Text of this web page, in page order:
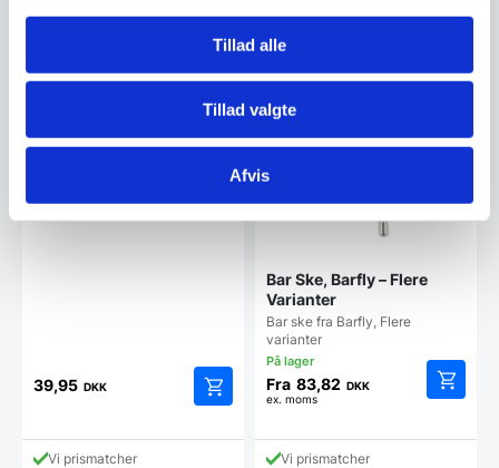
Tillad alle
Tillad valgte
Afvis
39,95 DKK
Vi prismatcher
Bar Ske, Barfly – Flere
Varianter
Bar ske fra Barfly, Flere
varianter
Fra 83,82 DKK
ex. moms
Vi prismatcher